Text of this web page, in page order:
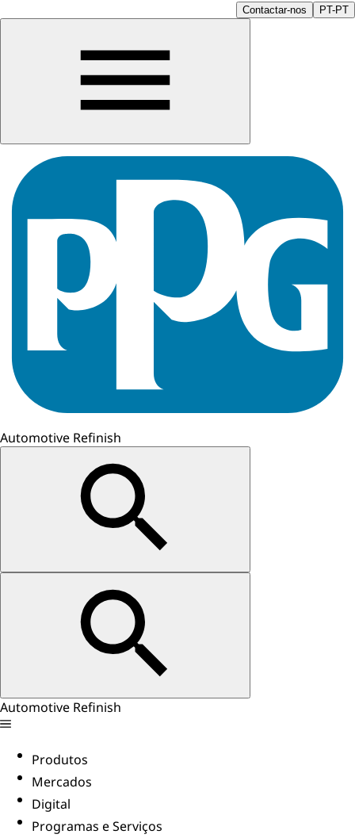
Contactar-nos PT-PT
Automotive Refinish
Automotive Refinish
Produtos
Mercados
Digital
Programas e Serviços